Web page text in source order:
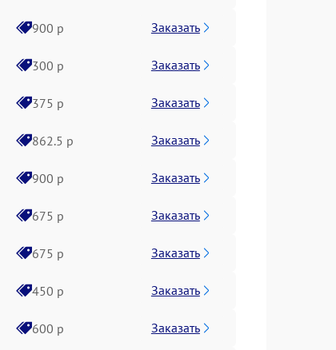
900 р Заказать
300 р Заказать
375 р Заказать
862.5 р Заказать
900 р Заказать
675 р Заказать
675 р Заказать
450 р Заказать
600 р Заказать